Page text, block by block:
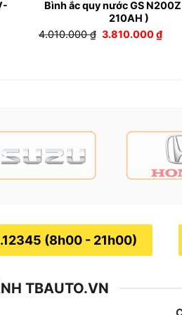
Bình ắc quy nước GS
210AH )
4.010.000₫ Giá
3.810.000₫Giá
(8h00 - 21h00)
TBAUTO.VN